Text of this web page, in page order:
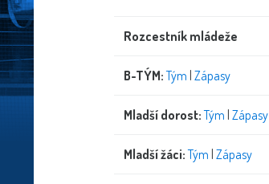
Rozcestník mládeže
B-TÝM: Tým | Zápasy
Mladší dorost: Tým | Zápasy
Mladší žáci: Tým | Zápasy